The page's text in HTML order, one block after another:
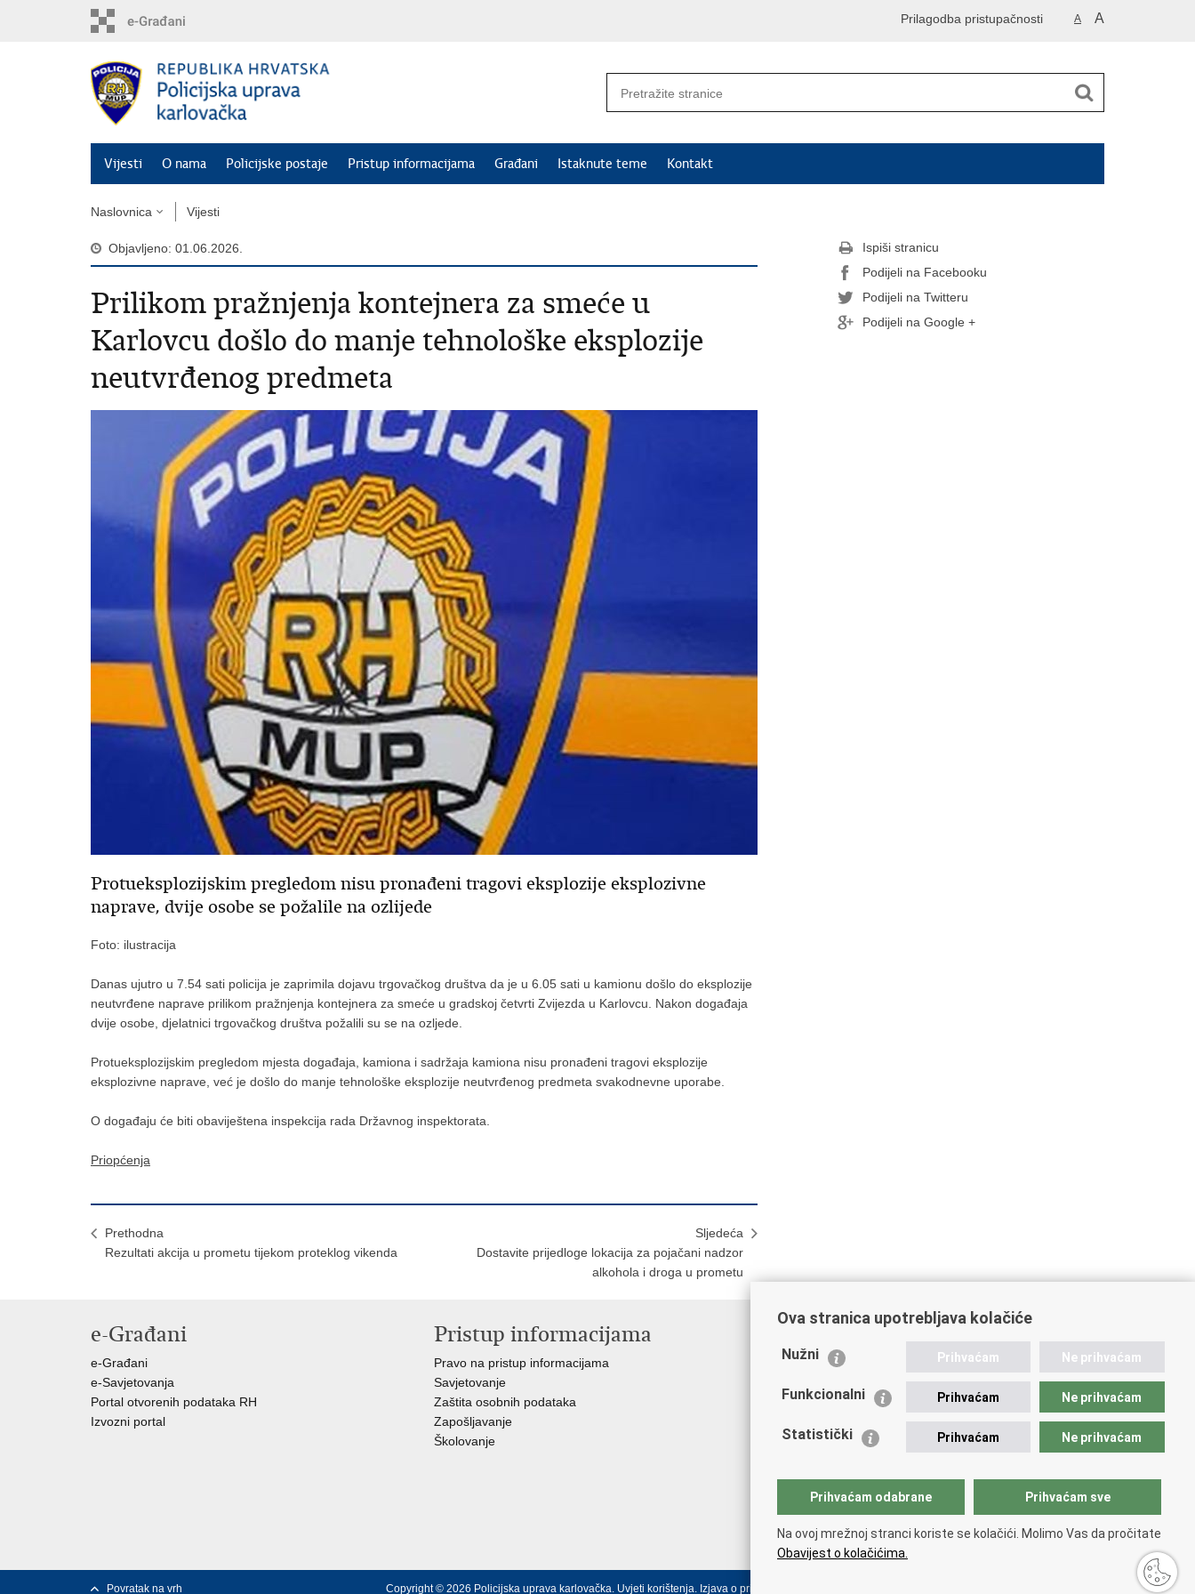
A A
Prilagodba pristupačnosti
Vijesti O nama Policijske postaje Pristup informacijama Građani Istaknute teme Kontakt
Naslovnica Vijesti
Objavljeno: 01.06.2026.
Prilikom pražnjenja kontejnera za smeće u
Karlovcu došlo do manje tehnološke eksplozije
neutvrđenog predmeta
Protueksplozijskim pregledom nisu pronađeni tragovi eksplozije eksplozivne
naprave, dvije osobe se požalile na ozlijede
Foto: ilustracija
Danas ujutro u 7.54 sati policija je zaprimila dojavu trgovačkog društva da je u 6.05 sati u kamionu došlo do eksplozije
neutvrđene naprave prilikom pražnjenja kontejnera za smeće u gradskoj četvrti Zvijezda u Karlovcu. Nakon događaja
dvije osobe, djelatnici trgovačkog društva požalili su se na ozljede.
Protueksplozijskim pregledom mjesta događaja, kamiona i sadržaja kamiona nisu pronađeni tragovi eksplozije
eksplozivne naprave, već je došlo do manje tehnološke eksplozije neutvrđenog predmeta svakodnevne uporabe.
O događaju će biti obaviještena inspekcija rada Državnog inspektorata.
Priopćenja
Prethodna
Rezultati akcija u prometu tijekom proteklog vikenda
Sljedeća
Dostavite prijedloge lokacija za pojačani nadzor
alkohola i droga u prometu
Ispiši stranicu
Podijeli na Facebooku
Podijeli na Twitteru
Podijeli na Google +
e-Građani
e-Građani
e-Savjetovanja
Portal otvorenih podataka RH
Izvozni portal
Pristup informacijama
Pravo na pristup informacijama
Savjetovanje
Zaštita osobnih podataka
Zapošljavanje
Školovanje
Važne poveznice
Ministarstvo unutarnjih poslova
Udruge
Policijska akademija
Zaklada policijske solidarnosti
Centar za forenzična ispitivanja, istraživanja i vještačenja
"Ivan Vučetić"
Policijske uprave
Povratak na vrh Copyright © 2026 Policijska uprava karlovačka. Uvjeti korištenja. Izjava o pristupačnosti
Ova stranica upotrebljava kolačiće
Nužni Prihvaćam Ne prihvaćam
Funkcionalni Prihvaćam Ne prihvaćam
Statistički Prihvaćam Ne prihvaćam
Prihvaćam odabrane Prihvaćam sve
Na ovoj mrežnoj stranci koriste se kolačići. Molimo Vas da pročitate
Obavijest o kolačićima.